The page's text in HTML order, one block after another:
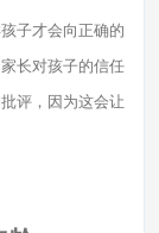
子才会向正确的
长对孩子的信任
评，因为这会让